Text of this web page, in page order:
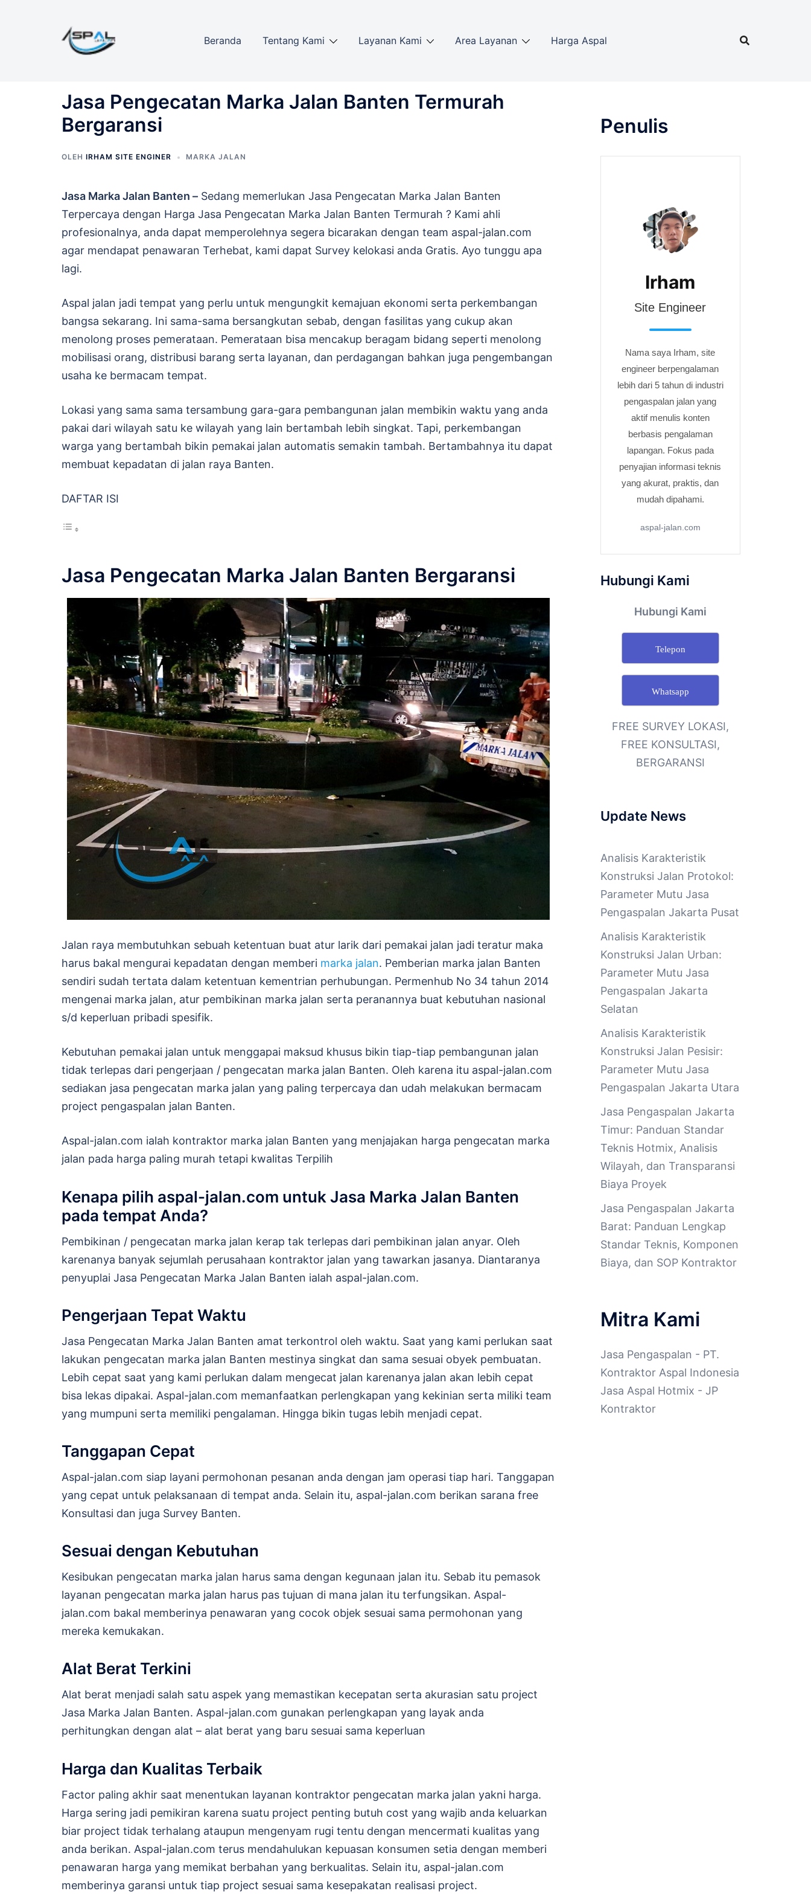
Beranda Tentang Kami Layanan Kami Area Layanan Harga Aspal
Jasa Pengecatan Marka Jalan Banten Termurah
Bergaransi
OLEH IRHAM SITE ENGINER MARKA JALAN
Jasa Marka Jalan Banten – Sedang memerlukan Jasa Pengecatan Marka Jalan Banten
Terpercaya dengan Harga Jasa Pengecatan Marka Jalan Banten Termurah ? Kami ahli
profesionalnya, anda dapat memperolehnya segera bicarakan dengan team aspal-jalan.com
agar mendapat penawaran Terhebat, kami dapat Survey kelokasi anda Gratis. Ayo tunggu apa
lagi.
Aspal jalan jadi tempat yang perlu untuk mengungkit kemajuan ekonomi serta perkembangan
bangsa sekarang. Ini sama-sama bersangkutan sebab, dengan fasilitas yang cukup akan
menolong proses pemerataan. Pemerataan bisa mencakup beragam bidang seperti menolong
mobilisasi orang, distribusi barang serta layanan, dan perdagangan bahkan juga pengembangan
usaha ke bermacam tempat.
Lokasi yang sama sama tersambung gara-gara pembangunan jalan membikin waktu yang anda
pakai dari wilayah satu ke wilayah yang lain bertambah lebih singkat. Tapi, perkembangan
warga yang bertambah bikin pemakai jalan automatis semakin tambah. Bertambahnya itu dapat
membuat kepadatan di jalan raya Banten.
DAFTAR ISI
Jasa Pengecatan Marka Jalan Banten Bergaransi
Jalan raya membutuhkan sebuah ketentuan buat atur larik dari pemakai jalan jadi teratur maka
harus bakal mengurai kepadatan dengan memberi marka jalan. Pemberian marka jalan Banten
sendiri sudah tertata dalam ketentuan kementrian perhubungan. Permenhub No 34 tahun 2014
mengenai marka jalan, atur pembikinan marka jalan serta peranannya buat kebutuhan nasional
s/d keperluan pribadi spesifik.
Kebutuhan pemakai jalan untuk menggapai maksud khusus bikin tiap-tiap pembangunan jalan
tidak terlepas dari pengerjaan / pengecatan marka jalan Banten. Oleh karena itu aspal-jalan.com
sediakan jasa pengecatan marka jalan yang paling terpercaya dan udah melakukan bermacam
project pengaspalan jalan Banten.
Aspal-jalan.com ialah kontraktor marka jalan Banten yang menjajakan harga pengecatan marka
jalan pada harga paling murah tetapi kwalitas Terpilih
Kenapa pilih aspal-jalan.com untuk Jasa Marka Jalan Banten
pada tempat Anda?
Pembikinan / pengecatan marka jalan kerap tak terlepas dari pembikinan jalan anyar. Oleh
karenanya banyak sejumlah perusahaan kontraktor jalan yang tawarkan jasanya. Diantaranya
penyuplai Jasa Pengecatan Marka Jalan Banten ialah aspal-jalan.com.
Pengerjaan Tepat Waktu
Jasa Pengecatan Marka Jalan Banten amat terkontrol oleh waktu. Saat yang kami perlukan saat
lakukan pengecatan marka jalan Banten mestinya singkat dan sama sesuai obyek pembuatan.
Lebih cepat saat yang kami perlukan dalam mengecat jalan karenanya jalan akan lebih cepat
bisa lekas dipakai. Aspal-jalan.com memanfaatkan perlengkapan yang kekinian serta miliki team
yang mumpuni serta memiliki pengalaman. Hingga bikin tugas lebih menjadi cepat.
Tanggapan Cepat
Aspal-jalan.com siap layani permohonan pesanan anda dengan jam operasi tiap hari. Tanggapan
yang cepat untuk pelaksanaan di tempat anda. Selain itu, aspal-jalan.com berikan sarana free
Konsultasi dan juga Survey Banten.
Sesuai dengan Kebutuhan
Kesibukan pengecatan marka jalan harus sama dengan kegunaan jalan itu. Sebab itu pemasok
layanan pengecatan marka jalan harus pas tujuan di mana jalan itu terfungsikan. Aspal-
jalan.com bakal memberinya penawaran yang cocok objek sesuai sama permohonan yang
mereka kemukakan.
Alat Berat Terkini
Alat berat menjadi salah satu aspek yang memastikan kecepatan serta akurasian satu project
Jasa Marka Jalan Banten. Aspal-jalan.com gunakan perlengkapan yang layak anda
perhitungkan dengan alat – alat berat yang baru sesuai sama keperluan
Harga dan Kualitas Terbaik
Factor paling akhir saat menentukan layanan kontraktor pengecatan marka jalan yakni harga.
Harga sering jadi pemikiran karena suatu project penting butuh cost yang wajib anda keluarkan
biar project tidak terhalang ataupun mengenyam rugi tentu dengan mencermati kualitas yang
anda berikan. Aspal-jalan.com terus mendahulukan kepuasan konsumen setia dengan memberi
penawaran harga yang memikat berbahan yang berkualitas. Selain itu, aspal-jalan.com
memberinya garansi untuk tiap project sesuai sama kesepakatan realisasi project.
Penulis
Irham
Site Engineer
Nama saya Irham, site
engineer berpengalaman
lebih dari 5 tahun di industri
pengaspalan jalan yang
aktif menulis konten
berbasis pengalaman
lapangan. Fokus pada
penyajian informasi teknis
yang akurat, praktis, dan
mudah dipahami.
aspal-jalan.com
Hubungi Kami
Hubungi Kami
Telepon
Whatsapp
FREE SURVEY LOKASI,
FREE KONSULTASI,
BERGARANSI
Update News
Analisis Karakteristik
Konstruksi Jalan Protokol:
Parameter Mutu Jasa
Pengaspalan Jakarta Pusat
Analisis Karakteristik
Konstruksi Jalan Urban:
Parameter Mutu Jasa
Pengaspalan Jakarta
Selatan
Analisis Karakteristik
Konstruksi Jalan Pesisir:
Parameter Mutu Jasa
Pengaspalan Jakarta Utara
Jasa Pengaspalan Jakarta
Timur: Panduan Standar
Teknis Hotmix, Analisis
Wilayah, dan Transparansi
Biaya Proyek
Jasa Pengaspalan Jakarta
Barat: Panduan Lengkap
Standar Teknis, Komponen
Biaya, dan SOP Kontraktor
Mitra Kami
Jasa Pengaspalan - PT.
Kontraktor Aspal Indonesia
Jasa Aspal Hotmix - JP
Kontraktor